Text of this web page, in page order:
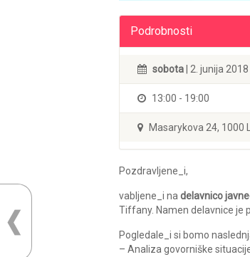
Podrobnosti
sobota | 2. junija 2018
13:00 - 19:00
Masarykova 24, 1000
Pozdravljene_i,
vabljene_i na delavnico
Tiffany. Namen delavnice je
Pogledale_i si bomo
– Analiza govorniške